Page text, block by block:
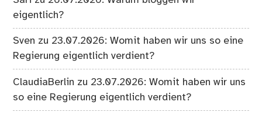
eigentlich?
Sven zu 23.07.2026: Womit haben wir uns so eine
Regierung eigentlich verdient?
ClaudiaBerlin zu 23.07.2026: Womit haben wir uns
so eine Regierung eigentlich verdient?